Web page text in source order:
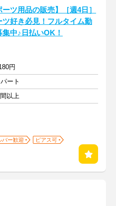
ーツ用品の販売】［週4日］
ツ好き必見！フルタイム勤
集中♪日払いOK！
円
ート
以上
バー歓迎
ピアス可